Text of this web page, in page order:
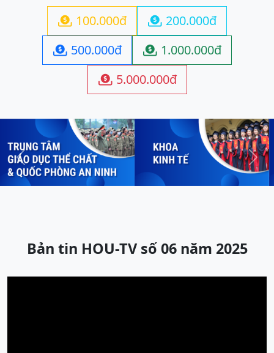
 100.000đ  200.000đ
 500.000đ  1.000.000đ
 5.000.000đ
Previous Next
Bản tin HOU-TV số 06 năm 2025